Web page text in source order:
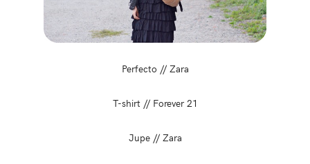
Perfecto // Zara
T-shirt // Forever 21
Jupe // Zara